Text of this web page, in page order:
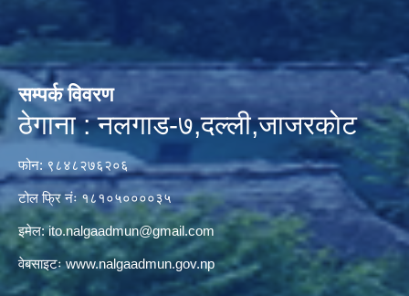
सम्पर्क विवरण
ठेगाना : नलगाड-७,दल्ली,जाजरकाेट
फोन: ९८४८२७६२०६
टोल फ्रि नंः १८१०५००००३५
इमेल:ito.nalgaadmun@gmail.com
वेबसाइटःwww.nalgaadmun.gov.np